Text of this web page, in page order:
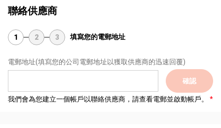
聯絡供應商
1 2 3 填寫您的電郵地址
電郵地址(填寫您的公司電郵地址以獲取供應商的迅速回覆)
確認
我們會為您建立一個帳戶以聯絡供應商，請查看電郵並啟動帳戶。